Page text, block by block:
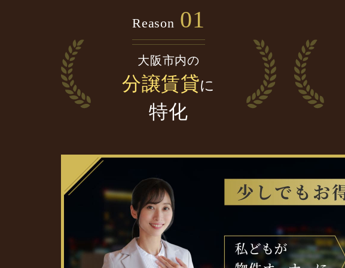
Reason 01
大阪市内の
分譲賃貸に
特化